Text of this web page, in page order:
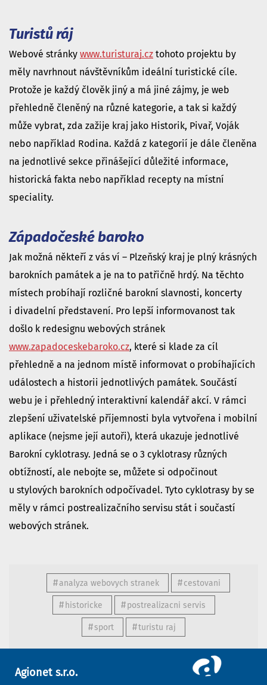
Turistů ráj
Webové stránky www.turisturaj.cz tohoto projektu by
měly navrhnout návštěvníkům ideální turistické cíle.
Protože je každý člověk jiný a má jiné zájmy, je web
přehledně členěný na různé kategorie, a tak si každý
může vybrat, zda zažije kraj jako Historik, Pivař, Voják
nebo například Rodina. Každá z kategorií je dále členěna
na jednotlivé sekce přinášející důležité informace,
historická fakta nebo například recepty na místní
speciality.
Západočeské baroko
Jak možná někteří z vás ví – Plzeňský kraj je plný krásných
barokních památek a je na to patřičně hrdý. Na těchto
místech probíhají rozličné barokní slavnosti, koncerty
i divadelní představení. Pro lepší informovanost tak
došlo k redesignu webových stránek
www.zapadoceskebaroko.cz, které si klade za cíl
přehledně a na jednom místě informovat o probíhajících
událostech a historii jednotlivých památek. Součástí
webu je i přehledný interaktivní kalendář akcí. V rámci
zlepšení uživatelské příjemnosti byla vytvořena i mobilní
aplikace (nejsme její autoři), která ukazuje jednotlivé
Barokní cyklotrasy. Jedná se o 3 cyklotrasy různých
obtížností, ale nebojte se, můžete si odpočinout
u stylových barokních odpočívadel. Tyto cyklotrasy by se
měly v rámci postrealizačního servisu stát i součastí
webových stránek.
analyza webovych stranek cestovani
historicke postrealizacni servis
sport turistu raj
Agionet s.r.o.